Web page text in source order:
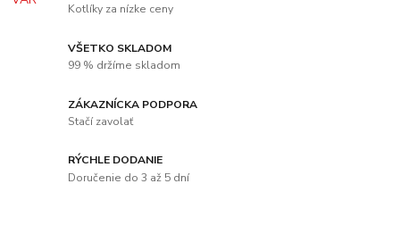
Kotlíky za nízke ceny
VŠETKO SKLADOM
99 % držíme skladom
ZÁKAZNÍCKA PODPORA
Stačí zavolať
RÝCHLE DODANIE
Doručenie do 3 až 5 dní